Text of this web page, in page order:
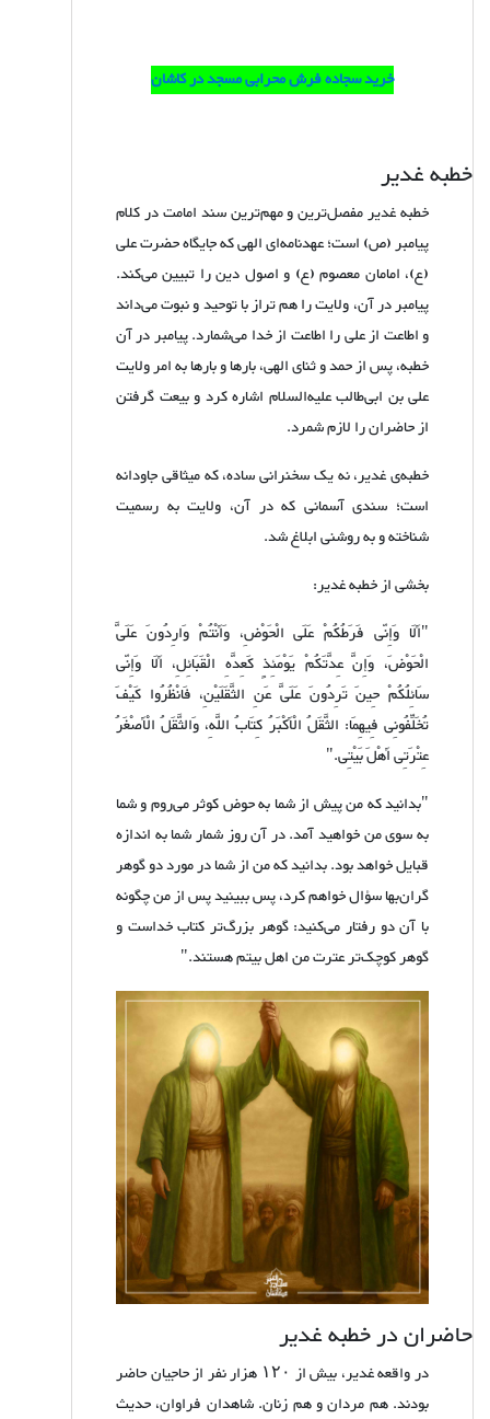
خرید سجاده فرش محرابی مسجد در کاشان
خطبه غدیر
خطبه غدیر مفصل‌ترین و مهم‌ترین سند امامت در کلام
پیامبر (ص) است؛ عهدنامه‌ای الهی که جایگاه حضرت علی
(ع)، امامان معصوم (ع) و اصول دین را تبیین می‌کند.
پیامبر در آن، ولایت را هم تراز با توحید و نبوت می‌داند
و اطاعت از علی را اطاعت از خدا می‌شمارد. پیامبر در آن
خطبه، پس از حمد و ثنای الهی، بارها و بارها به امر ولایت
علی بن ابی‌طالب علیه‌السلام اشاره کرد و بیعت گرفتن
از حاضران را لازم شمرد.
خطبه‌ی غدیر، نه یک سخنرانی ساده، که میثاقی جاودانه
است؛ سندی آسمانی که در آن، ولایت به رسمیت
شناخته و به روشنی ابلاغ شد.
بخشی از خطبه غدیر:
"أَلَا وَإِنّی فَرَطُکُمْ عَلَی الْحَوْضِ، وَأَنْتُمْ وَارِدُونَ عَلَیَّ
الْحَوْضَ، وَإِنَّ عِدَّتَکُمْ یَوْمَئِذٍ کَعِدَّهِ الْقَبَائِلِ، أَلَا وَإِنّی
سَائِلُکُمْ حِینَ تَرِدُونَ عَلَیَّ عَنِ الثَّقَلَیْنِ، فَانْظُرُوا کَیْفَ
تُخَلِّفُونِی فِیهِمَا: الثَّقَلُ الْأَکْبَرُ کِتَابُ اللَّهِ، وَالثَّقَلُ الْأَصْغَرُ
عِتْرَتِی أَهْلَ بَیْتِی."
"بدانید که من پیش از شما به حوض کوثر می‌روم و شما
به سوی من خواهید آمد. در آن روز شمار شما به اندازه
قبایل خواهد بود. بدانید که من از شما در مورد دو گوهر
گران‌بها سؤال خواهم کرد، پس ببینید پس از من چگونه
با آن دو رفتار می‌کنید: گوهر بزرگ‌تر کتاب خداست و
گوهر کوچک‌تر عترت من اهل بیتم هستند."
حاضران در خطبه غدیر
در واقعه غدیر، بیش از ۱۲۰ هزار نفر از حاجیان حاضر
بودند. هم مردان و هم زنان. شاهدان فراوان، حدیث